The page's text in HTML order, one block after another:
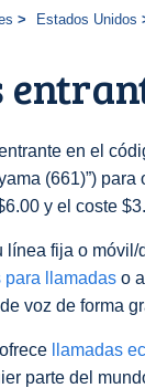
Estados Unidos
en el
(661)”)
y el coste
línea fija o
para llamadas o
voz de forma
llamadas
parte del